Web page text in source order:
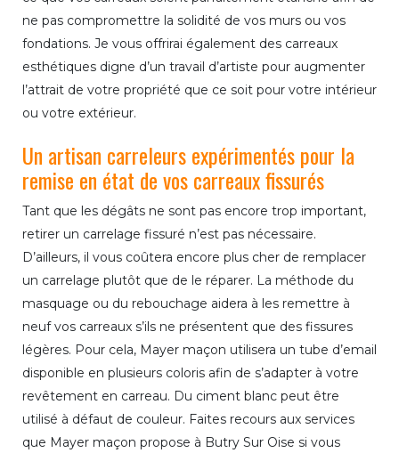
ne pas compromettre la solidité de vos murs ou vos
fondations. Je vous offrirai également des carreaux
esthétiques digne d’un travail d’artiste pour augmenter
l’attrait de votre propriété que ce soit pour votre intérieur
ou votre extérieur.
Un artisan carreleurs expérimentés pour la
remise en état de vos carreaux fissurés
Tant que les dégâts ne sont pas encore trop important,
retirer un carrelage fissuré n’est pas nécessaire.
D’ailleurs, il vous coûtera encore plus cher de remplacer
un carrelage plutôt que de le réparer. La méthode du
masquage ou du rebouchage aidera à les remettre à
neuf vos carreaux s’ils ne présentent que des fissures
légères. Pour cela, Mayer maçon utilisera un tube d’email
disponible en plusieurs coloris afin de s’adapter à votre
revêtement en carreau. Du ciment blanc peut être
utilisé à défaut de couleur. Faites recours aux services
que Mayer maçon propose à Butry Sur Oise si vous